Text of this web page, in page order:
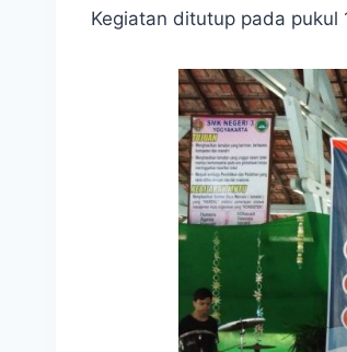
Kegiatan ditutup pada pukul